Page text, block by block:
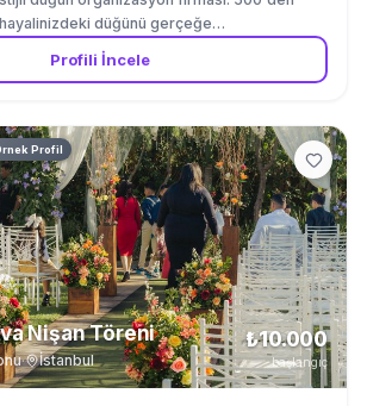
düğünü gerçeğe
seçiminden çiçek dekorasyonuna kadar
Profili İncele
Profil
Nişan Töreni
· İstanbul
₺10.000
başlangıç